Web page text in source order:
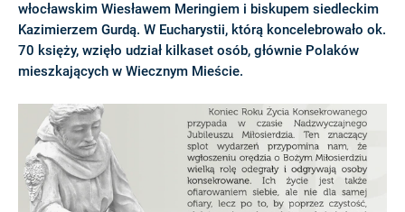
włocławskim Wiesławem Meringiem i biskupem siedleckim
Kazimierzem Gurdą. W Eucharystii, którą koncelebrowało ok.
70 księży, wzięło udział kilkaset osób, głównie Polaków
mieszkających w Wiecznym Mieście.